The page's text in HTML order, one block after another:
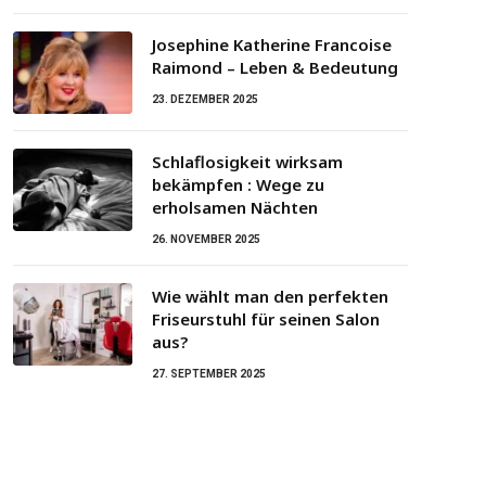
Josephine Katherine Francoise
Raimond – Leben & Bedeutung
23. DEZEMBER 2025
Schlaflosigkeit wirksam
bekämpfen : Wege zu
erholsamen Nächten
26. NOVEMBER 2025
Wie wählt man den perfekten
Friseurstuhl für seinen Salon
aus?
27. SEPTEMBER 2025